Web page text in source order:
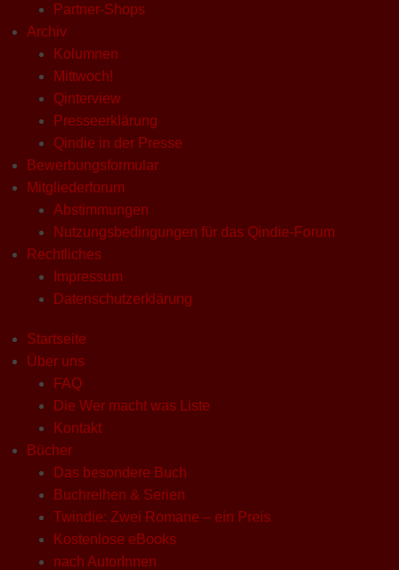
Partner-Shops
Archiv
Kolumnen
Mittwoch!
Qinterview
Presseerklärung
Qindie in der Presse
Bewerbungsformular
Mitgliederforum
Abstimmungen
Nutzungsbedingungen für das Qindie-Forum
Rechtliches
Impressum
Datenschutzerklärung
Startseite
Über uns
FAQ
Die Wer macht was Liste
Kontakt
Bücher
Das besondere Buch
Buchreihen & Serien
Twindie: Zwei Romane – ein Preis
Kostenlose eBooks
nach AutorInnen